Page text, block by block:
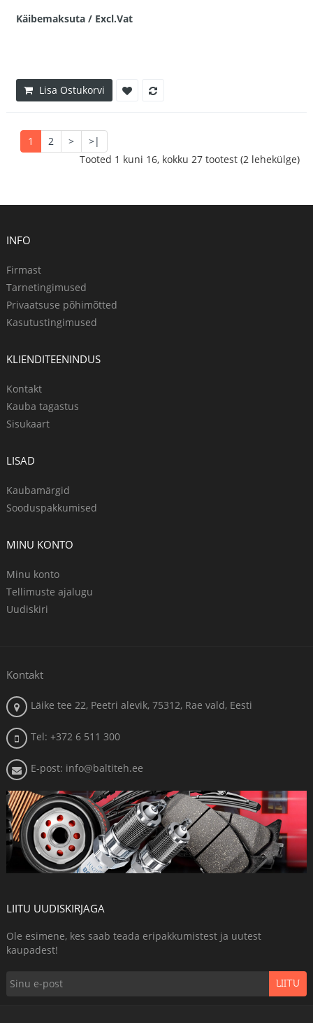
Käibemaksuta / Excl.Vat
Lisa Ostukorvi
1 2 >
>|
Tooted 1 kuni 16, kokku 27 tootest (2 lehekülge)
INFO
Firmast
Tarnetingimused
Privaatsuse põhimõtted
Kasutustingimused
KLIENDITEENINDUS
Kontakt
Kauba tagastus
Sisukaart
LISAD
Kaubamärgid
Sooduspakkumised
MINU KONTO
Minu konto
Tellimuste ajalugu
Uudiskiri
Kontakt
Läike tee 22, Peetri alevik, 75312, Rae vald, Eesti
Tel: +372 6 511 300
E-post: info@baltiteh.ee
LIITU UUDISKIRJAGA
Ole esimene, kes saab teada eripakkumistest ja uutest
kaupadest!
LIITU